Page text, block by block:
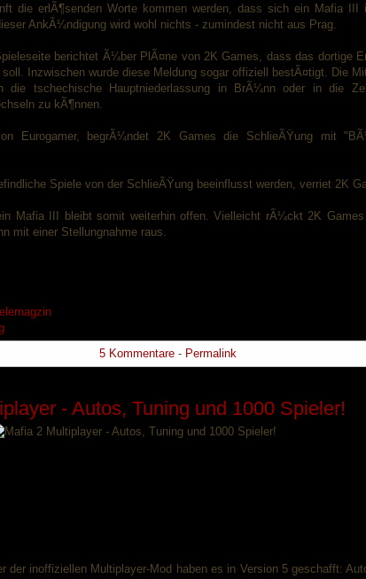
die erlÃ¶senden Worte kommen werden, dass sich ein Mafia III
AnkÃ¼ndigung wird wohl nichts - zumindest nicht aus Prag.
berichtet Ã¼ber PlÃ¤ne von 2K Games, dass das dortige
Inzwischen wurde diese Meldung sogar offiziell bestÃ¤tigt. Die
die tschechische Hauptniederlassung in BrÃ¼nn oder in die
zu kÃ¶nnen.
Eurogamer, begrÃ¼ndet 2K Games die SchlieÃŸung mit
Spiele von der SchlieÃŸung beeinflusst werden, verriet 2K
Mafia III bleibt somit weiterhin offen. Vielleicht rÃ¼ckt 2K
mit einer Stellungnahme raus.
5 Kommentare- Permalink
- Autos, Tuning und 1000 Spieler!
der inoffiziellen Multiplayer-Mod haben es in Version 5 geschafft: